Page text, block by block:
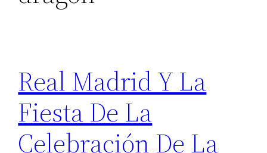
Real Madrid Y La
Fiesta De La
Celebración De La